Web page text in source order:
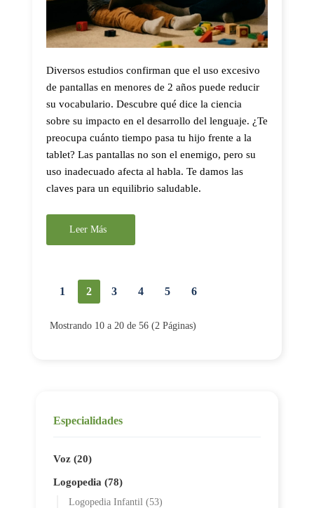
Diversos estudios confirman que el uso excesivo
de pantallas en menores de 2 años puede reducir
su vocabulario. Descubre qué dice la ciencia
sobre su impacto en el desarrollo del lenguaje. ¿Te
preocupa cuánto tiempo pasa tu hijo frente a la
tablet? Las pantallas no son el enemigo, pero su
uso inadecuado afecta al habla. Te damos las
claves para un equilibrio saludable.
Leer Más
1 2 3 4 5 6
Mostrando 10 a 20 de 56 (2 Páginas)
Especialidades
Voz (20)
Logopedia (78)
Logopedia Infantil (53)